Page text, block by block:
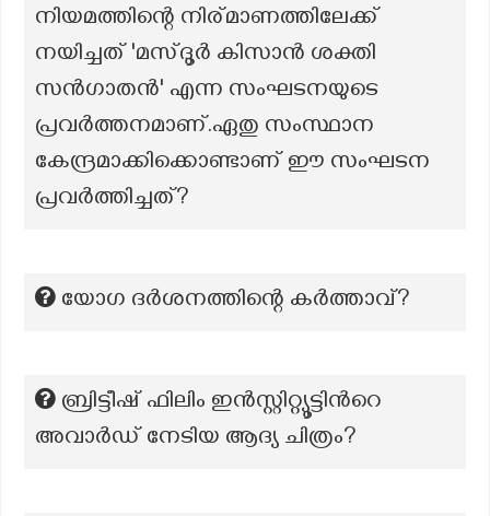
നിയമത്തിന്റെ നിര്മാണത്തിലേക്ക്
നയിച്ചത് 'മസ്‌ദൂർ കിസാൻ ശക്തി
സൻഗാതൻ' എന്ന സംഘടനയുടെ
പ്രവർത്തനമാണ്.ഏതു സംസ്ഥാന
കേന്ദ്രമാക്കിക്കൊണ്ടാണ് ഈ സംഘടന
പ്രവർത്തിച്ചത്?
യോഗ ദർശനത്തിന്റെ കർത്താവ്?
ബ്രിട്ടീഷ് ഫിലിം ഇൻസ്റ്റിറ്റ്യൂട്ടിന്‍റെ
അവാർഡ് നേടിയ ആദ്യ ചിത്രം?